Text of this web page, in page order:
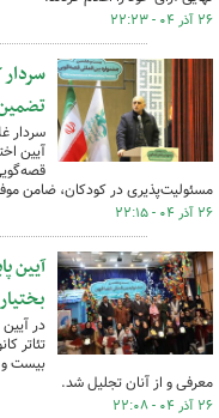
۲۶ آذر ۰۴ - ۲۲:۲۳
سردار
آیین
مسئولیت‌پذیری در کودکان، ضامن
۲۶ آذر ۰۴ - ۲۲:۱۵
آیین
تئاتر
بیست و
معرفی و از آنان تجلیل شد.
۲۶ آذر ۰۴ - ۲۲:۰۸